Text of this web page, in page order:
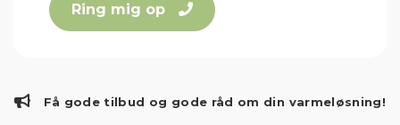
Ring mig op
Få gode tilbud og gode råd om din varmeløsning!